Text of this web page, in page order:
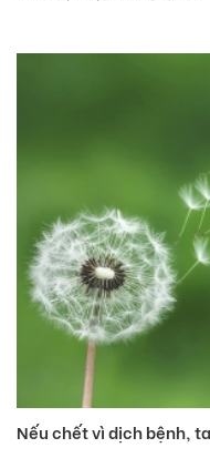
Nếu chết vì dịch bệnh,